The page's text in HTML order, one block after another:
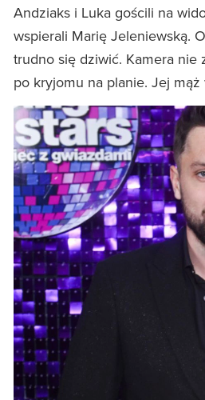
Andziaks i Luka gościli na
wspierali Marię Jeleniewską.
trudno się dziwić. Kamera nie
po kryjomu na planie. Jej mąż